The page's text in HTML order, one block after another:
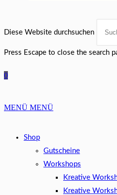
Diese Website durchsuchen
Press Escape to close the search
0
MENÜ MENÜ
Shop
Gutscheine
Workshops
Kreative
Kreative